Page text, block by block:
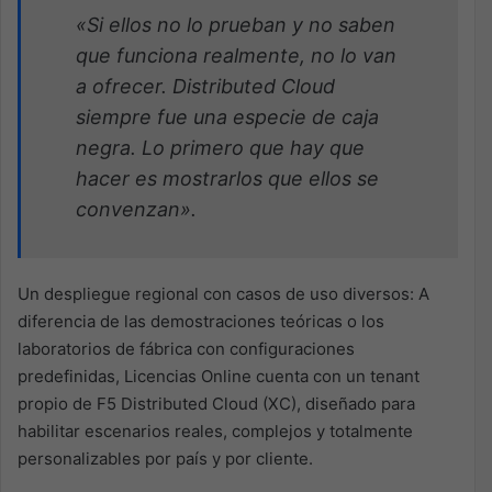
«Si ellos no lo prueban y no saben
que funciona realmente, no lo van
a ofrecer. Distributed Cloud
siempre fue una especie de caja
negra. Lo primero que hay que
hacer es mostrarlos que ellos se
convenzan».
Un despliegue regional con casos de uso diversos: A
diferencia de las demostraciones teóricas o los
laboratorios de fábrica con configuraciones
predefinidas, Licencias Online cuenta con un tenant
propio de F5 Distributed Cloud (XC), diseñado para
habilitar escenarios reales, complejos y totalmente
personalizables por país y por cliente.